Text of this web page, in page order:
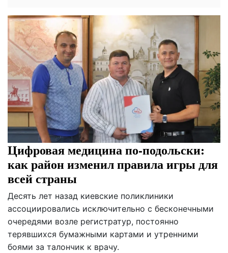
Цифровая медицина по-подольски:
как район изменил правила игры для
всей страны
Десять лет назад киевские поликлиники
ассоциировались исключительно с бесконечными
очередями возле регистратур, постоянно
терявшихся бумажными картами и утренними
боями за талончик к врачу.